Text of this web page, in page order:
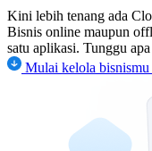
Kini lebih tenang ada
Bisnis online maupun
satu aplikasi. Tunggu
Mulai kelola bisnismu